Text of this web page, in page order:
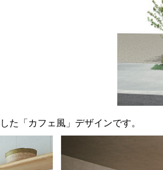
た「カフェ風」デザインです。